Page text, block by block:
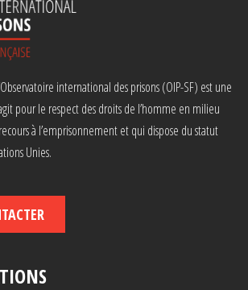
international des prisons (OIP-SF) est une
pour le respect des droits de l’homme en milieu
à l’emprisonnement et qui dispose du statut
Unies.